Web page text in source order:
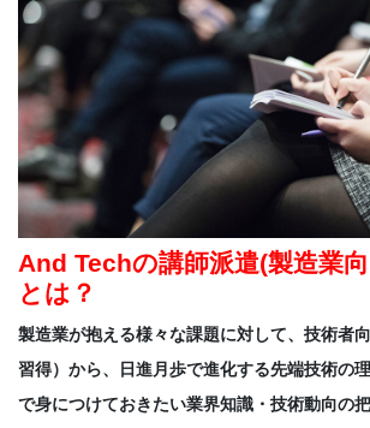
And Techの講師派遣(製造業
とは？
製造業が抱える様々な課題に対して、技術者
習得）から、日進月歩で進化する先端技術の
で身につけておきたい業界知識・技術動向の